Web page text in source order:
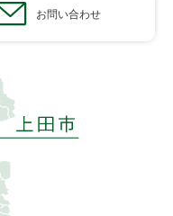
お問い合わせ